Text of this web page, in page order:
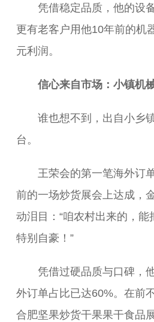
凭借稳定品质，他的设备
更有老客户用他10年前的机
元利润。
信心来自市场：小镇机
谁也想不到，出自小乡镇
台。
王荣会的第一笔海外订单
前的一场炒货展会上达成，
动泪目：“咱农村出来的，能
特别自豪！”
凭借过硬品质与口碑，他
外订单占比已达60%。在前
合肥坚果炒货干果果干食品